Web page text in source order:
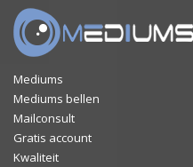
Mediums
Mediums bellen
Mailconsult
Gratis account
Kwaliteit